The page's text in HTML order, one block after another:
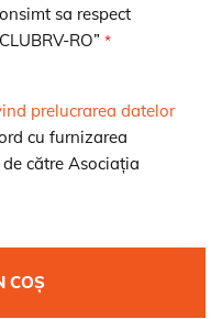
sa respect
RO” *
prelucrarea datelor
cu furnizarea
către Asociația
COȘ